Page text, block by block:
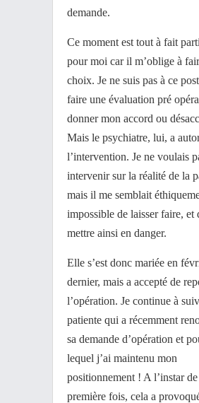
demande.
Ce moment est tout à fait
pour moi car il m’oblige à
choix. Je ne suis pas à ce
faire une évaluation pré
donner mon accord ou
Mais le psychiatre, lui, a
l’intervention. Je ne voulais
intervenir sur la réalité de la
mais il me semblait
impossible de laisser faire, et
mettre ainsi en danger.
Elle s’est donc mariée en
dernier, mais a accepté de
l’opération. Je continue à
patiente qui a récemment
sa demande d’opération et
lequel j’ai maintenu mon
positionnement ! A l’instar
première fois, cela a